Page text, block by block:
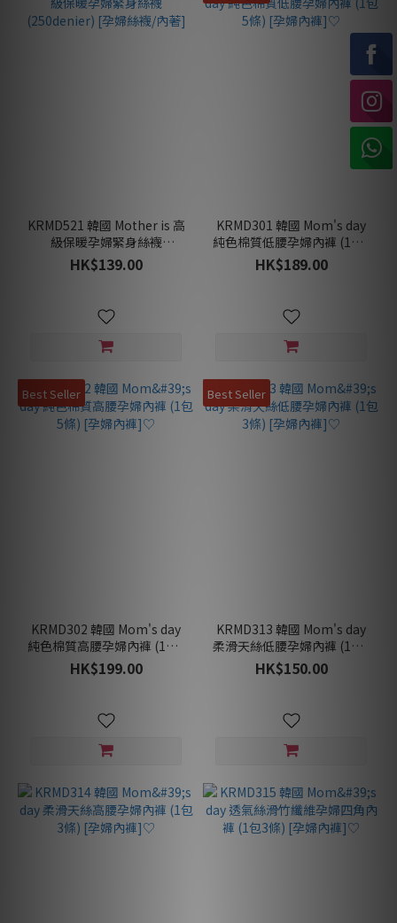
KRMD521 韓國 Mother is 高
級保暖孕婦緊身絲襪
(250denier) [孕婦絲襪/內
著]
HK$139.00
KRMD301 韓國 Mom's day
純色棉質低腰孕婦內褲 (1包5
條) [孕婦內褲]♡
HK$189.00
Best Seller
KRMD302 韓國 Mom's day
純色棉質高腰孕婦內褲 (1包5
條) [孕婦內褲]♡
HK$199.00
Best Seller
KRMD313 韓國 Mom's day
柔滑天絲低腰孕婦內褲 (1包3
條) [孕婦內褲]♡
HK$150.00